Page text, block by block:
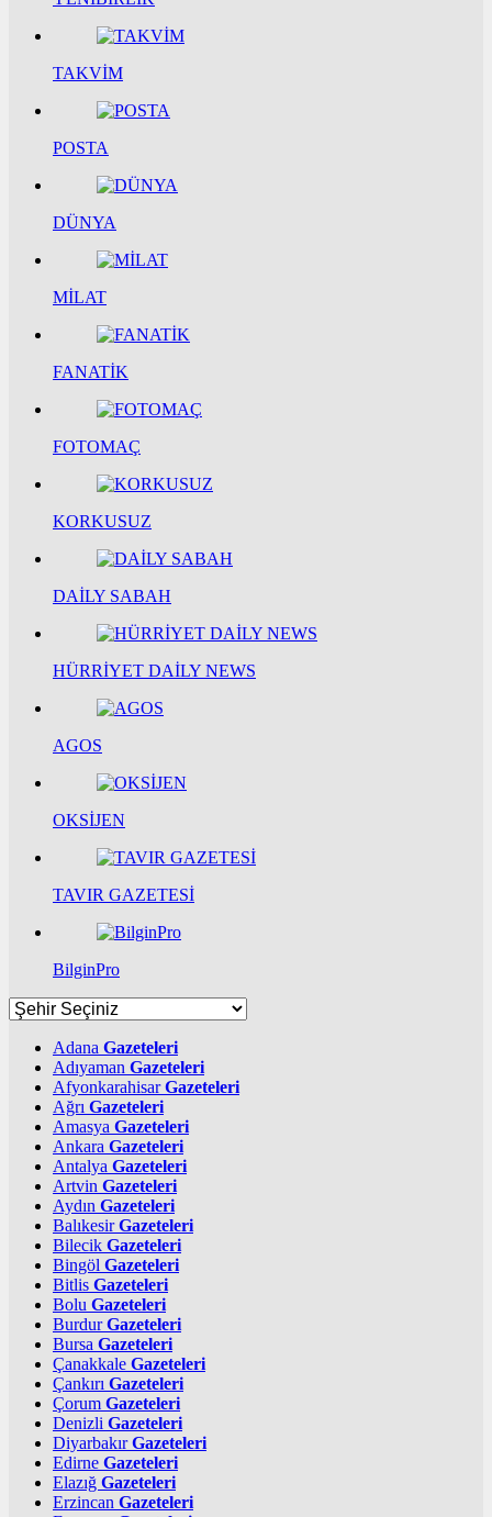
TAKVİM
POSTA
DÜNYA
MİLAT
FANATİK
FOTOMAÇ
KORKUSUZ
DAİLY SABAH
HÜRRİYET DAİLY NEWS
AGOS
OKSİJEN
TAVIR GAZETESİ
BilginPro
Adana Gazeteleri
Adıyaman Gazeteleri
AfyonkarahisarGazeteleri
Ağrı Gazeteleri
Amasya Gazeteleri
Ankara Gazeteleri
Antalya Gazeteleri
Artvin Gazeteleri
Aydın Gazeteleri
BalıkesirGazeteleri
Bilecik Gazeteleri
Bingöl Gazeteleri
Bitlis Gazeteleri
Bolu Gazeteleri
BurdurGazeteleri
Bursa Gazeteleri
Çanakkale Gazeteleri
Çankırı Gazeteleri
Çorum Gazeteleri
Denizli Gazeteleri
DiyarbakırGazeteleri
Edirne Gazeteleri
Elazığ Gazeteleri
Erzincan Gazeteleri